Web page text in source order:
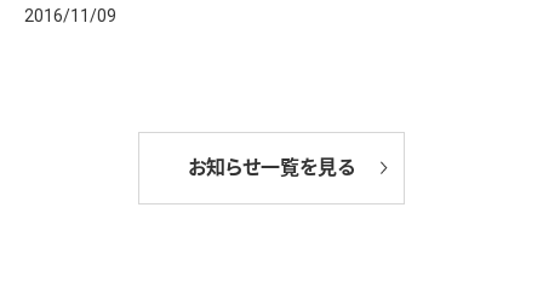
2016/11/09
お知らせ一覧を見る